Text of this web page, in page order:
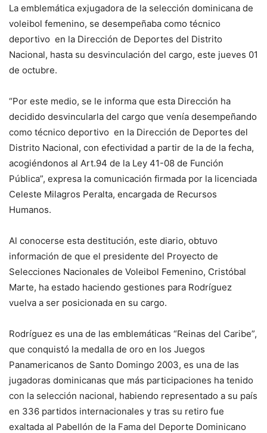
La emblemática exjugadora de la selección dominicana de
voleibol femenino, se desempeñaba como técnico
deportivo en la Dirección de Deportes del Distrito
Nacional, hasta su desvinculación del cargo, este jueves 01
de octubre.
“Por este medio, se le informa que esta Dirección ha
decidido desvincularla del cargo que venía desempeñando
como técnico deportivo en la Dirección de Deportes del
Distrito Nacional, con efectividad a partir de la de la fecha,
acogiéndonos al Art.94 de la Ley 41-08 de Función
Pública”, expresa la comunicación firmada por la licenciada
Celeste Milagros Peralta, encargada de Recursos
Humanos.
Al conocerse esta destitución, este diario, obtuvo
información de que el presidente del Proyecto de
Selecciones Nacionales de Voleibol Femenino, Cristóbal
Marte, ha estado haciendo gestiones para Rodríguez
vuelva a ser posicionada en su cargo.
Rodríguez es una de las emblemáticas “Reinas del Caribe”,
que conquistó la medalla de oro en los Juegos
Panamericanos de Santo Domingo 2003, es una de las
jugadoras dominicanas que más participaciones ha tenido
con la selección nacional, habiendo representado a su país
en 336 partidos internacionales y tras su retiro fue
exaltada al Pabellón de la Fama del Deporte Dominicano